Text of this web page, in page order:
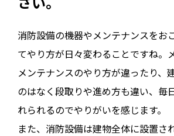
消防設備の機器やメンテナンスをお
てやり方が日々変わることですね。
メンテナンスのやり方が違ったり、
のはなく段取りや進め方も違い、毎
れられるのでやりがいを感じます。
また、消防設備は建物全体に設置さ